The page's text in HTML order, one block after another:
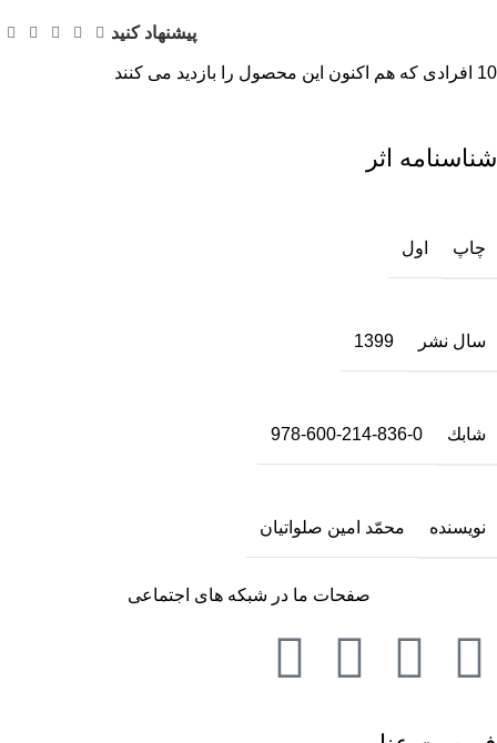
پیشنهاد کنید
10 افرادی که هم اکنون این محصول را بازدید می کنند
شناسنامه اثر
چاپ اول
سال نشر 1399
شابك 978-600-214-836-0
نویسنده محمّد امین صلواتیان
صفحات ما در شبکه های اجتماعی